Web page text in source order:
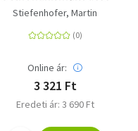
Stiefenhofer, Martin
Online ár:
3 321 Ft
Eredeti ár: 3 690 Ft